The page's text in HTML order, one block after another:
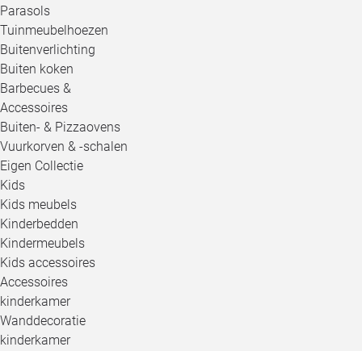
Parasols
Tuinmeubelhoezen
Buitenverlichting
Buiten koken
Barbecues &
Accessoires
Buiten- & Pizzaovens
Vuurkorven & -schalen
Eigen Collectie
Kids
Kids meubels
Kinderbedden
Kindermeubels
Kids accessoires
Accessoires
kinderkamer
Wanddecoratie
kinderkamer